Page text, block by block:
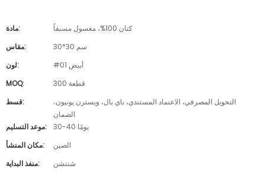
مادة:
كتان 100%، مغسول مسبقاً
مقاس:
30*30 سم
لون:
#01 أبيض
MOQ:
300 قطعة
قسط:
التحويل المصرفي، الاعتماد المستندي، باي بال، ويسترن يونيون،
الضمان
موعد التسليم:
30-40 يومًا
مكان المنشأ:
الصين
منفذ البداية:
شنتشن